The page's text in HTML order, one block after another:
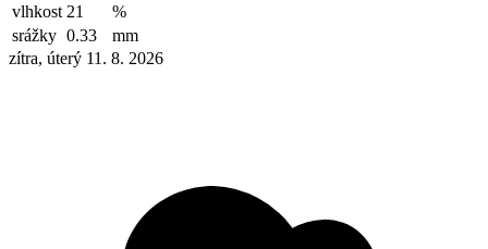
vlhkost 21
%
srážky 0.33
mm
zítra, úterý 11. 8. 2026